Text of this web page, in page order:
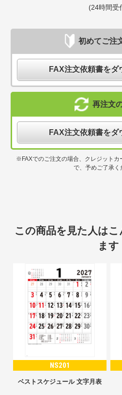
(24時間受
初めてご注
FAX注文依頼書をダ
再注文
FAX注文依頼書をダ
※FAXでのご注文の場合、クレジットカ
で、予めご了承く
この商品を見た人は
ます
NS201
ベストスケジュール 文字月表